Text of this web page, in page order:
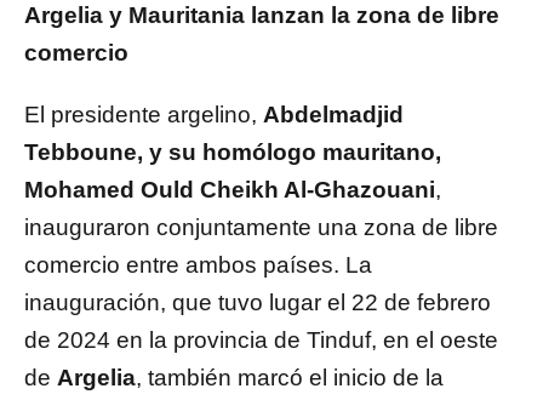
Argelia y Mauritania lanzan la zona de libre
comercio
El presidente argelino, Abdelmadjid
Tebboune, y su homólogo mauritano,
Mohamed Ould Cheikh Al-Ghazouani,
inauguraron conjuntamente una zona de libre
comercio entre ambos países. La
inauguración, que tuvo lugar el 22 de febrero
de 2024 en la provincia de Tinduf, en el oeste
de Argelia, también marcó el inicio de la